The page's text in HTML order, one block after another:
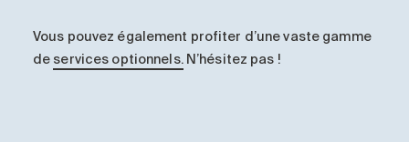
Vous pouvez également profiter d’une vaste gamme
de services optionnels.N’hésitez pas !